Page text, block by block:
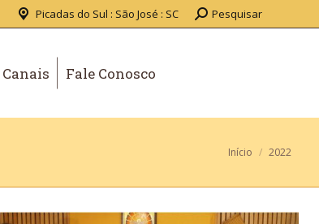
Picadas do Sul : São José : SC Pesquisar
Canais Fale Conosco
Você está
Início 2022